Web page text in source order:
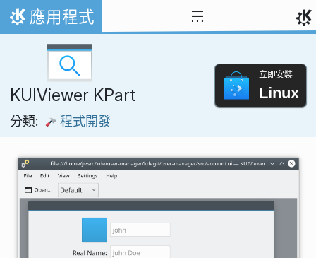
跳到內容
首頁
應用程式
KUIViewer KPart
分類: 程式開發
立即安裝
Linux